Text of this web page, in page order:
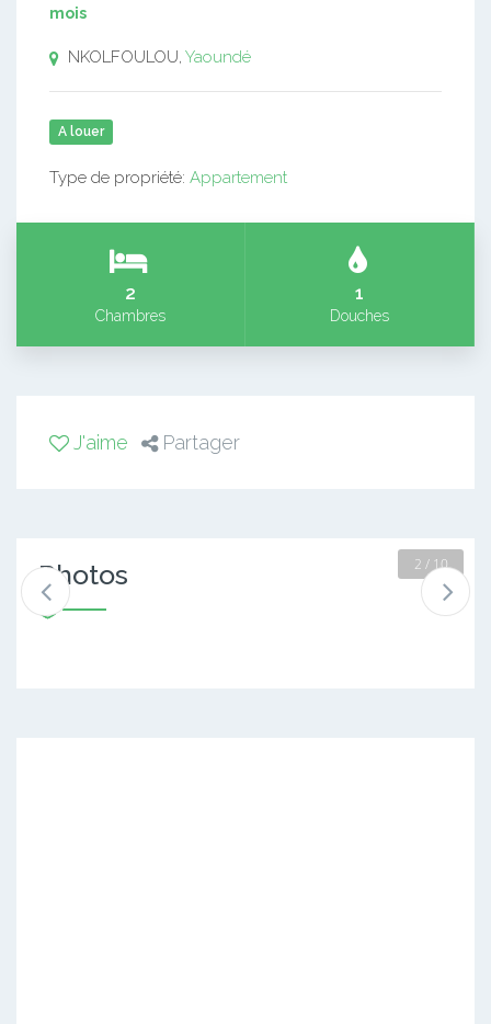
mois
NKOLFOULOU, Yaoundé
A louer
Type de propriété: Appartement
2
Chambres
1
Douches
J'aime Partager
Photos 2 / 10